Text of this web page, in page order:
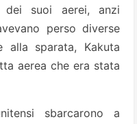
dei suoi aerei, anzi
perso diverse
alla sparata, Kakuta
aerea che era stata
sbarcarono a